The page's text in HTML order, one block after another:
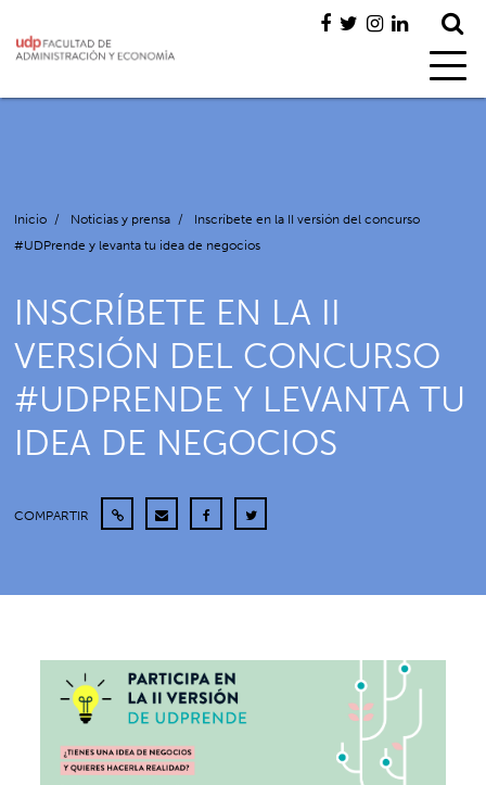
Inicio / Noticias y prensa /
Inscríbete en la II versión del concurso
#UDPrende y levanta tu idea de negocios
INSCRÍBETE EN LA II
VERSIÓN DEL CONCURSO
#UDPRENDE Y LEVANTA TU
IDEA DE NEGOCIOS
COMPARTIR